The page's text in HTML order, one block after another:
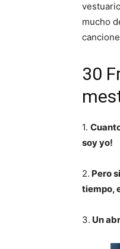
mucho
30
1.
soy yo!
2. Pero
tiempo,
3. Un